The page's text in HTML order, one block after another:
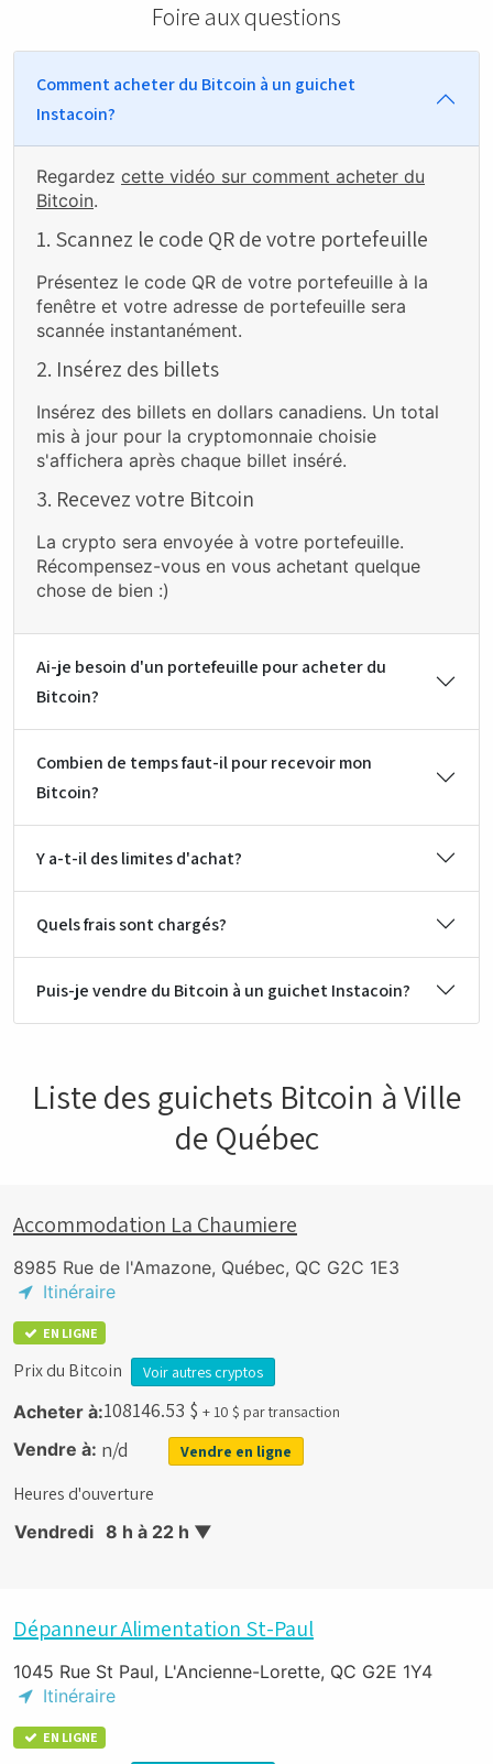
Foire aux questions
Comment acheter du Bitcoin à un guichet
Instacoin?
Regardez cette vidéo sur comment acheter du
Bitcoin.
1. Scannez le code QR de votre portefeuille
Présentez le code QR de votre portefeuille à la
fenêtre et votre adresse de portefeuille sera
scannée instantanément.
2. Insérez des billets
Insérez des billets en dollars canadiens. Un total
mis à jour pour la cryptomonnaie choisie
s'affichera après chaque billet inséré.
3. Recevez votre Bitcoin
La crypto sera envoyée à votre portefeuille.
Récompensez-vous en vous achetant quelque
chose de bien :)
Ai-je besoin d'un portefeuille pour acheter du
Bitcoin?
Combien de temps faut-il pour recevoir mon
Bitcoin?
Y a-t-il des limites d'achat?
Quels frais sont chargés?
Puis-je vendre du Bitcoin à un guichet Instacoin?
Liste des guichets Bitcoin à Ville
de Québec
Accommodation La Chaumiere
8985 Rue de l'Amazone, Québec, QC G2C 1E3
Itinéraire
EN LIGNE
Prix du Bitcoin Voir autres cryptos
Acheter à:108146.53 $ + 10 $ par transaction
Vendre à: n/d Vendre en ligne
Heures d'ouverture
Vendredi 8 h à 22 h ▼
Dépanneur Alimentation St-Paul
1045 Rue St Paul, L'Ancienne-Lorette, QC G2E 1Y4
Itinéraire
EN LIGNE